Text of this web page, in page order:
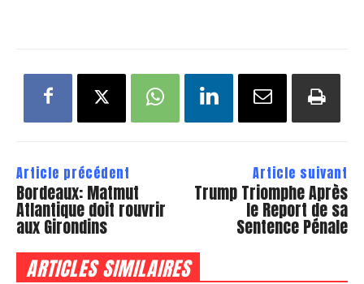
Article précédent
Bordeaux: Matmut
Atlantique doit rouvrir
aux Girondins
Article suivant
Trump Triomphe Après
le Report de sa
Sentence Pénale
ARTICLES SIMILAIRES